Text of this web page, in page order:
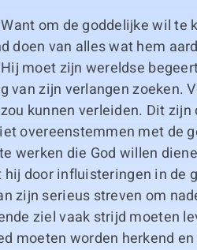
om de goddelijke wil te
doen van alles wat hem
moet zijn wereldse
van zijn verlangen zoeken.
kunnen verleiden. Dit zijn
overeenstemmen met de
werken die God willen
door influisteringen in de
zijn serieus streven om
ziel vaak strijd moeten
moeten worden herkend